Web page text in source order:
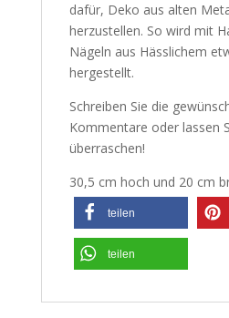
dafür, Deko aus alten
herzustellen. So wird mit
Nägeln aus Hässlichem
hergestellt.
Schreiben Sie die
Kommentare oder lassen
überraschen!
30,5 cm hoch und 20 cm
teilen
teilen